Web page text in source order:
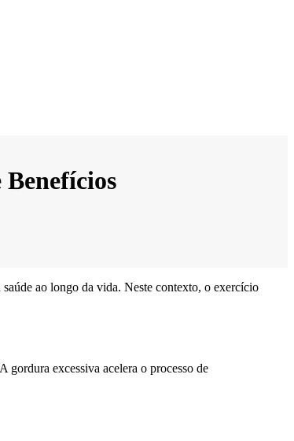
ao longo da vida. Neste contexto, o exercício
gordura excessiva acelera o processo de